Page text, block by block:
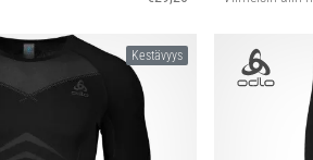
S M L XL Kestävyys